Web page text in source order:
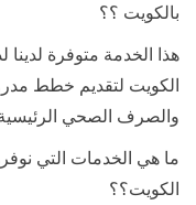
بالكويت ؟؟
هذا الخدمة متوفرة
الكويت لتقديم خطط
والصرف الصحي
ما هي الخدمات التي
الكويت؟؟